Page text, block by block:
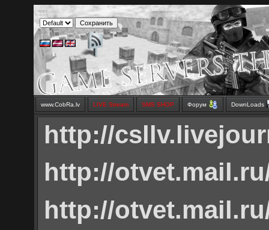
www.CobRa.lv LIVE Stream SMS SHOP Форум DownLoads
http://
http://
http://